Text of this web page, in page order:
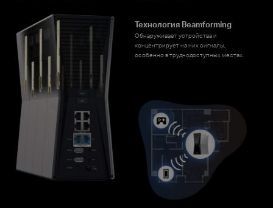
Технология Beamforming
Обнаруживает устройства и
концентрирует на них сигналы,
особенно в труднодоступных местах.